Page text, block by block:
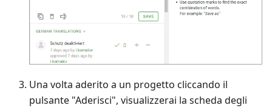
Una volta aderito a un progetto cliccando il
pulsante "Aderisci", visualizzerai la scheda degli